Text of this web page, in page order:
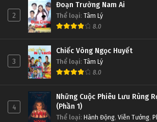
2
Đoạn Trường Nam Ai
Thể loại: Tâm Lý
8.0
3
Chiếc Vòng Ngọc Huyết
Thể loại: Tâm Lý
8.0
4
Những Cuộc Phiêu Lưu Rùng
(Phần 1)
Thể loại: Hành Động, Viễn Tưởng,